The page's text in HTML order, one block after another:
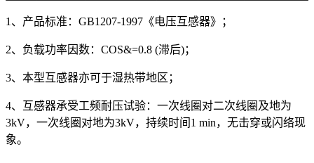
1、产品标准：GB1207-1997《电压互感器》；
2、负载功率因数：COS&=0.8 (滞后)；
3、本型互感器亦可于湿热带地区；
4、互感器承受工频耐压试验：一次线圈对二次线圈及地为
3kV，一次线圈对地为3kV，持续时间1 min，无击穿或闪络现
象。